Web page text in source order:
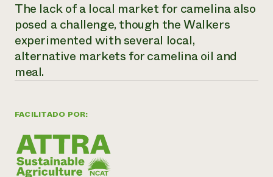
Internship Hub
Buscar prácticas
Contratar a un becario
DONAR AHORA
FACILITADO POR:
The lack of a local market for camelina also
posed a challenge, though the Walkers
experimented with several local,
alternative markets for camelina oil and
meal.